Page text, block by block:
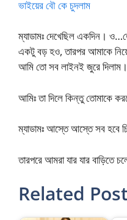
ভাইয়ের বৌ কে চুদলাম
ম্যাডামঃ দেখেছিল একদিন।
একটু বড় হও, তারপর আমাকে
আমি তো সব লাইনই জুরে দিলাম।
আমিঃ তা দিলে কিন্তু তোমাকে
ম্যাডামঃ আস্তে আস্তে সব হবে
তারপরে আমরা যার যার বাড়িতে
Related